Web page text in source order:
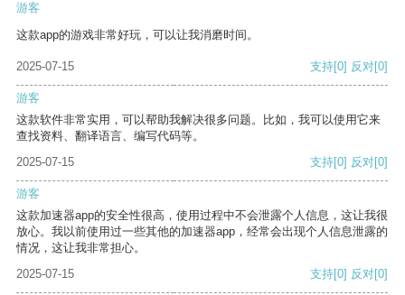
游客
这款app的游戏非常好玩，可以让我消磨时间。
2025-07-15 支持[0] 反对[0]
游客
这款软件非常实用，可以帮助我解决很多问题。比如，我可以使用它来
查找资料、翻译语言、编写代码等。
2025-07-15
支持[0] 反对[0]
游客
这款加速器app的安全性很高，使用过程中不会泄露个人信息，这让我很
放心。我以前使用过一些其他的加速器app，经常会出现个人信息泄露的
情况，这让我非常担心。
2025-07-15
支持[0] 反对[0]